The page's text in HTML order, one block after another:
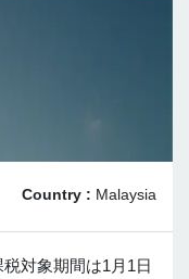
Country : Malaysia
対象期間は1月1日